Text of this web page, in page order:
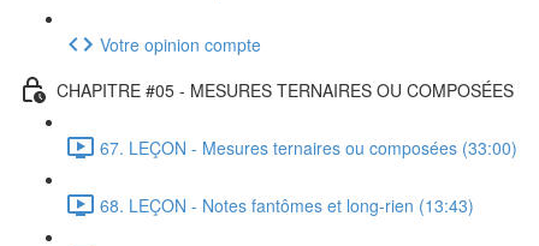
Votre opinion compte
CHAPITRE #05 - MESURES TERNAIRES OU COMPOSÉES
67. LEÇON - Mesures ternaires ou composées (33:00)
68. LEÇON - Notes fantômes et long-rien (13:43)